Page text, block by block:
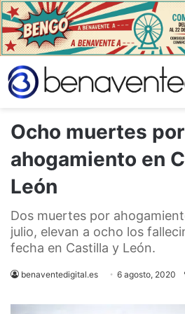
Ocho muertes por
ahogamiento en
León
Dos muertes por
julio, elevan a ocho los
fecha en Castilla y León.
benaventedigital.es 6 agosto, 2020